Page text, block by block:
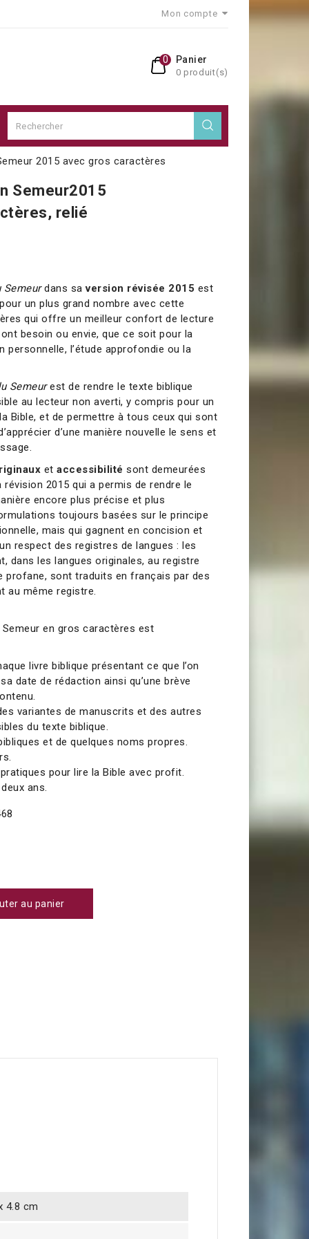
Mon compte
Panier
0 produit(s)
0
2015 avec gros caractères
Semeur2015
relié
Semeurdans saversion révisée 2015 est
un plus grand nombre avec cette
qui offre un meilleur confort de lecture
besoin ou envie, que ce soit pour la
personnelle, l’étude approfondie ou la
Semeurest de rendre le texte biblique
au lecteur non averti, y compris pour un
Bible, et de permettre à tous ceux qui sont
d’une manière nouvelle le sens et
etaccessibilité sont demeurées
2015 qui a permis de rendre le
encore plus précise et plus
toujours basées sur le principe
mais qui gagnent en concision et
respect des registres de langues : les
dans les langues originales, au registre
profane, sont traduits en français par des
au même registre.
en gros caractères est
livre biblique présentant ce que l’on
date de rédaction ainsi qu’une brève
variantes de manuscrits et des autres
du texte biblique.
et de quelques noms propres.
pour lire la Bible avec profit.
ans.
au panier
4.8 cm